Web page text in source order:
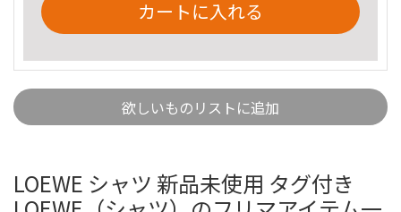
カートに入れる
欲しいものリストに追加
LOEWE シャツ 新品未使用 タグ付き